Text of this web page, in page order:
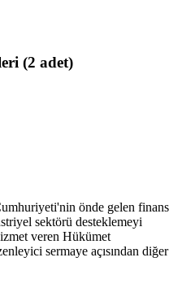
(2 adet)
önde gelen finans
sektörü desteklemeyi
veren Hükümet
sermaye açısından diğer